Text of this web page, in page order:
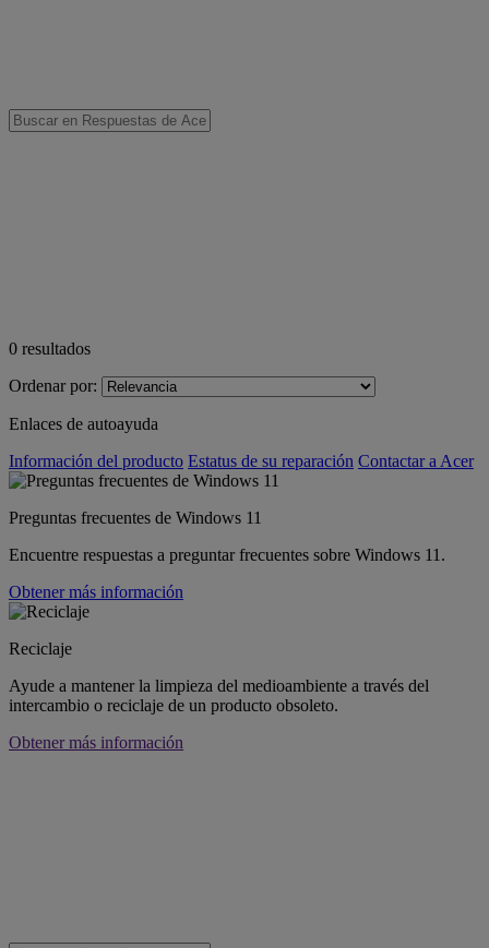
0 resultados
Ordenar por:
Enlaces de autoayuda
Información del producto Estatus de su reparación Contactar a Acer
Preguntas frecuentes de Windows 11
Encuentre respuestas a preguntar frecuentes sobre Windows 11.
Obtener más información
Reciclaje
Ayude a mantener la limpieza del medioambiente a través del
intercambio o reciclaje de un producto obsoleto.
Obtener más información